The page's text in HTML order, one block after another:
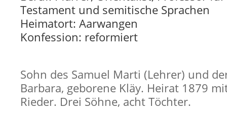
Testament und semitische Sprachen
Heimatort: Aarwangen
Konfession: reformiert
Sohn des Samuel Marti (Lehrer) und
Barbara, geborene Kläy. Heirat 1879
Rieder. Drei Söhne, acht Töchter.